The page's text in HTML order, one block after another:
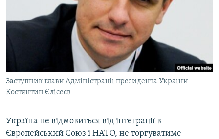
ДЕПОРТАЦІЯ
ВІДЕОУРОКИ «ELIFBE»
СВІДЧЕННЯ ОКУПАЦІЇ
УКРАЇНСЬКА ПРОБЛЕМА КРИМУ
ІНФОГРАФІКА
ЯК ОБІЙТИ БЛОКУВАННЯ
ДОЛУЧАЙСЯ!
Усі сайти RFE/RL
Заступник глави Адміністрації президента України
Костянтин Єлісеєв
Україна не відмовиться від інтеграції в
Європейський Союз і НАТО, не торгуватиме